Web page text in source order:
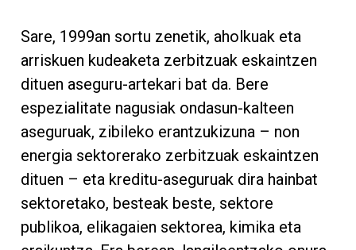
Sare, 1999an sortu zenetik, aholkuak eta
arriskuen kudeaketa zerbitzuak eskaintzen
dituen aseguru-artekari bat da. Bere
espezialitate nagusiak ondasun-kalteen
aseguruak, zibileko erantzukizuna – non
energia sektorerako zerbitzuak eskaintzen
dituen – eta kreditu-aseguruak dira hainbat
sektoretako, besteak beste, sektore
publikoa, elikagaien sektorea, kimika eta